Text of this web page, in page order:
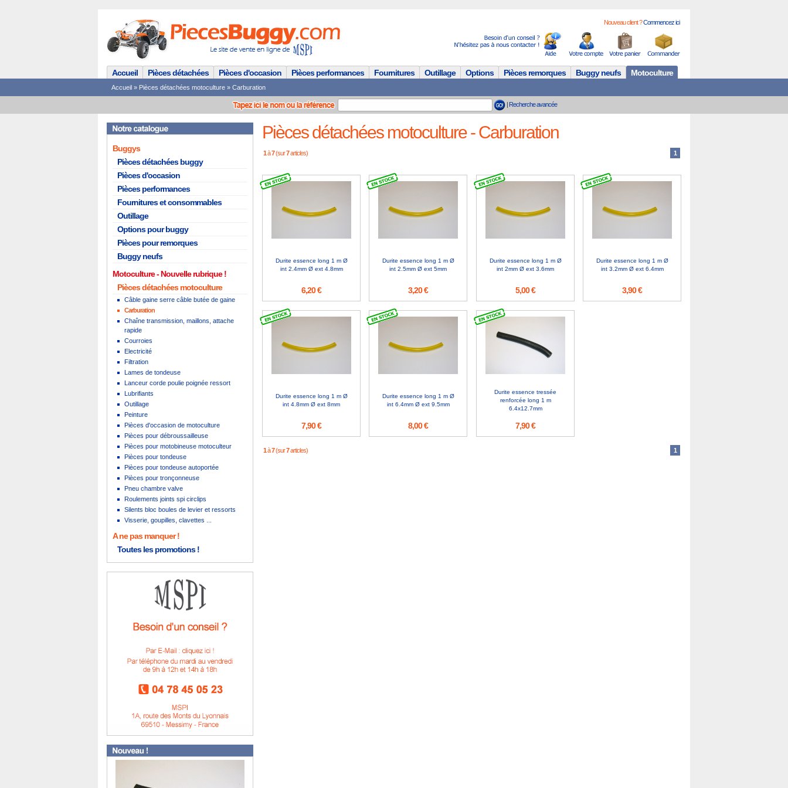
Nouveau client ?Commencez ici
Accueil Pièces détachées Pièces d'occasion Pièces performances Fournitures Outillage Options Pièces remorques Buggy neufs Motoculture
Accueil » Pièces détachées motoculture » Carburation
| Recherche avancée
Buggys
Pièces détachées buggy
Pièces d'occasion
Pièces performances
Fournitures et consommables
Outillage
Options pour buggy
Pièces pour remorques
Buggy neufs
Motoculture
Pièces détachées motoculture
Câble gaine serre câble butée de gaine
Carburation
Chaîne transmission, maillons, attache
rapide
Courroies
Electricité
Filtration
Lames de tondeuse
Lanceur corde poulie poignée ressort
Lubrifiants
Outillage
Peinture
Pièces d'occasion de motoculture
Pièces pour débroussailleuse
Pièces pour motobineuse motoculteur
Pièces pour tondeuse
Pièces pour tondeuse autoportée
Pièces pour tronçonneuse
Pneu chambre valve
Roulements joints spi circlips
Silents bloc boules de levier et ressorts
Visserie, goupilles, clavettes ...
A ne pas manquer !
Toutes les promotions !
Pièces détachées motoculture - Carburation
1à7(sur7articles) 1
Durite essence long 1 m Ø
int 2.4mm Ø ext 4.8mm
6,20 €
Durite essence long 1 m Ø
int 2.5mm Ø ext 5mm
3,20 €
Durite essence long 1 m Ø
int 2mm Ø ext 3.6mm
5,00 €
Durite essence long 1 m Ø
int 3.2mm Ø ext 6.4mm
3,90 €
Durite essence long 1 m Ø
int 4.8mm Ø ext 8mm
7,90 €
Durite essence long 1 m Ø
int 6.4mm Ø ext 9.5mm
8,00 €
Durite essence tressée
renforcée long 1 m
6.4x12.7mm
7,90 €
1à7(sur7articles) 1